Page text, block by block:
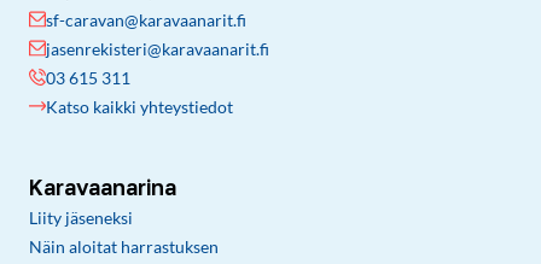
sf-caravan@karavaanarit.fi
jasenrekisteri@karavaanarit.fi
03 615 311
Katso kaikki yhteystiedot
Karavaanarina
Liity jäseneksi
Näin aloitat harrastuksen